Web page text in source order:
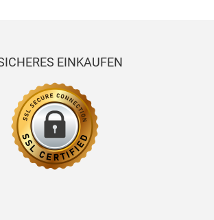
EINKAUFEN